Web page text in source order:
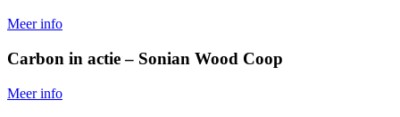
Meer info
Carbon in actie – Sonian Wood Coop
Meer info